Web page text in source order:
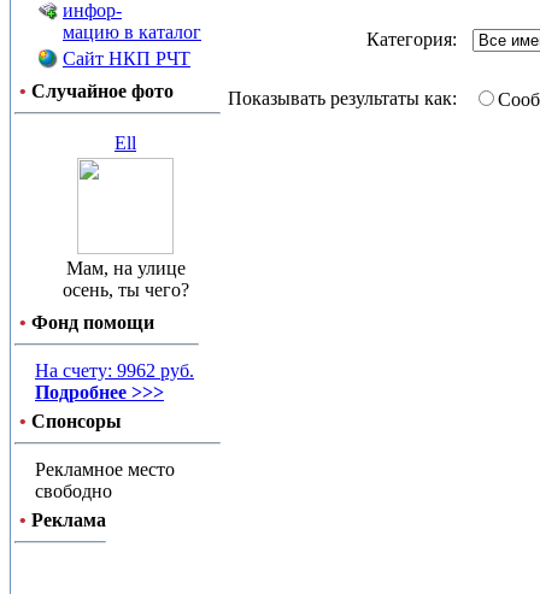
инфор-
мацию в каталог
Сайт НКП РЧТ
• Случайное фото
Ell
Мам, на улице
осень, ты чего?
• Фонд помощи
На счету: 9962 руб.
Подробнее >>>
• Спонсоры
Рекламное место
свободно
• Реклама
Категория:
Показывать результаты как: